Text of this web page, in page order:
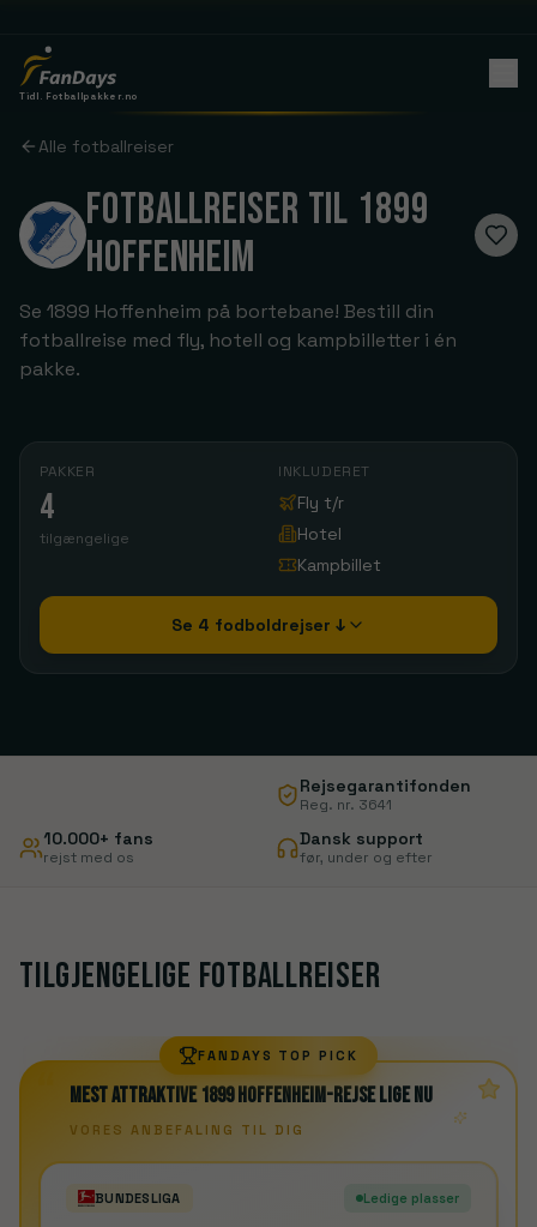
Tidl. Fotballpakker.no
Alle fotballreiser
FOTBALLREISER TIL 1899
HOFFENHEIM
Se 1899 Hoffenheim på bortebane! Bestill din
fotballreise med fly, hotell og kampbilletter i én
pakke.
PAKKER
4
tilgængelige
INKLUDERET
Fly t/r
Hotel
Kampbillet
Se 4 fodboldrejser ↓
Rejsegarantifonden
Reg. nr. 3641
10.000+ fans
rejst med os
Dansk support
før, under og efter
Tilgjengelige fotballreiser
FANDAYS TOP PICK
Mest attraktive 1899 Hoffenheim-rejse lige nu
VORES ANBEFALING TIL DIG
BUNDESLIGA Ledige plasser